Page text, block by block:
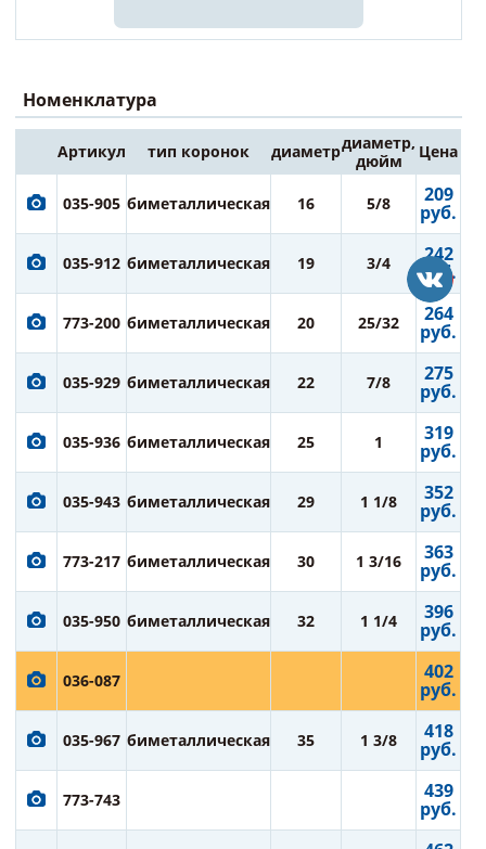
Номенклатура
Артикул тип коронок диаметрдиаметр,
дюйм
Цена
035-905 биметаллическая 16 5/8 209
руб.
035-912 биметаллическая 19 3/4 242
руб.
773-200 биметаллическая 20 25/32 264
руб.
035-929 биметаллическая 22 7/8 275
руб.
035-936 биметаллическая 25 1 319
руб.
035-943 биметаллическая 29 1 1/8 352
руб.
773-217 биметаллическая 30 1 3/16 363
руб.
035-950 биметаллическая 32 1 1/4 396
руб.
036-087 402
руб.
035-967 биметаллическая 35 1 3/8 418
руб.
773-743 439
руб.